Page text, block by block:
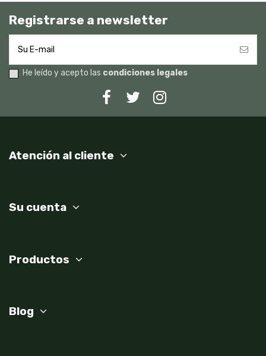
Registrarse a newsletter
He leído y acepto las condiciones legales
Atención al cliente
Su cuenta
Productos
Blog